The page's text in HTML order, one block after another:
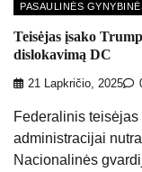
PASAULINĖS
Teisėjas įsako
dislokavimą DC
21 Lapkričio, 2025
Federalinis
administracijai
Nacionalinės